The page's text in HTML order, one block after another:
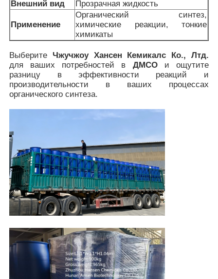
MSM оптом
Сульфоксид DMSO этанный
Дополнение MSM
Хондроитин глюкозамина MSM
Дополнение соединения MSM для лошадей
Порошок волос MSM
Сера MSM органическая
Чистые кристаллы MSM
Внешний вид Прозрачная жидкость
Применение
Органический синтез,
химические реакции, тонкие
химикаты
Выберите Чжучжоу Хансен Кемикалс Ко., Лтд.
для ваших потребностей в ДМСОи ощутите
разницу в эффективности реакций и
производительности в ваших процессах
органического синтеза.